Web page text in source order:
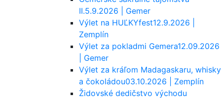
II.5.9.2026 | Gemer
Výlet na HUĽKYfest12.9.2026 |
Zemplín
Výlet za pokladmi Gemera12.09.2026
| Gemer
Výlet za kráľom Madagaskaru, whisky
a čokoládou03.10.2026 | Zemplín
Židovské dedičstvo východu